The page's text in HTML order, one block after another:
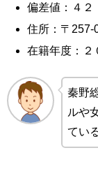
偏差値：４２
住所：〒257-
在籍年度：２
秦野
ルや
てい